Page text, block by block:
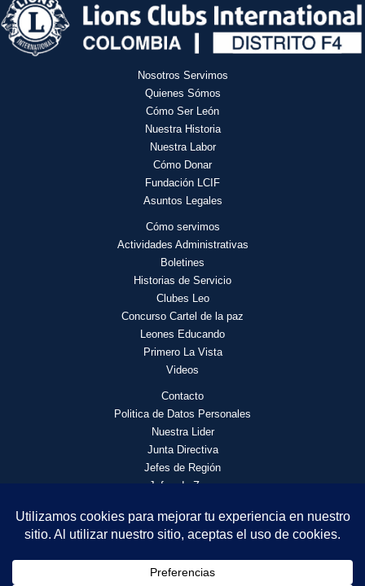
Nosotros Servimos
Quienes Sómos
Cómo Ser León
Nuestra Historia
Nuestra Labor
Cómo Donar
Fundación LCIF
Asuntos Legales
Cómo servimos
Actividades Administrativas
Boletines
Historias de Servicio
Clubes Leo
Concurso Cartel de la paz
Leones Educando
Primero La Vista
Videos
Contacto
Politica de Datos Personales
Nuestra Lider
Junta Directiva
Jefes de Región
Jefes de Zona
© 2026 Asociación de Clubes de Leones Distrito F4 | Todos los